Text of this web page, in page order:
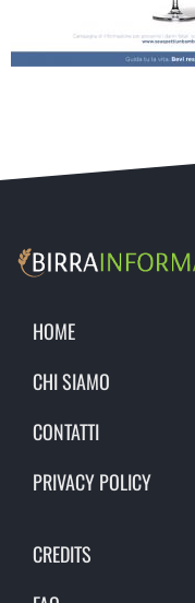
HOME
CHI SIAMO
CONTATTI
PRIVACY POLICY
CREDITS